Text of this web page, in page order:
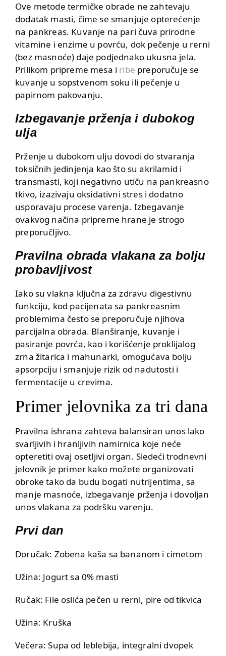
Ove metode termičke obrade ne zahtevaju
dodatak masti, čime se smanjuje opterećenje
na pankreas. Kuvanje na pari čuva prirodne
vitamine i enzime u povrću, dok pečenje u rerni
(bez masnoće) daje podjednako ukusna jela.
Prilikom pripreme mesa i ribe preporučuje se
kuvanje u sopstvenom soku ili pečenje u
papirnom pakovanju.
Izbegavanje prženja i dubokog
ulja
Prženje u dubokom ulju dovodi do stvaranja
toksičnih jedinjenja kao što su akrilamid i
transmasti, koji negativno utiču na pankreasno
tkivo, izazivaju oksidativni stres i dodatno
usporavaju procese varenja. Izbegavanje
ovakvog načina pripreme hrane je strogo
preporučljivo.
Pravilna obrada vlakana za bolju
probavljivost
Iako su vlakna ključna za zdravu digestivnu
funkciju, kod pacijenata sa pankreasnim
problemima često se preporučuje njihova
parcijalna obrada. Blanširanje, kuvanje i
pasiranje povrća, kao i korišćenje proklijalog
zrna žitarica i mahunarki, omogućava bolju
apsorpciju i smanjuje rizik od nadutosti i
fermentacije u crevima.
Primer jelovnika za tri dana
Pravilna ishrana zahteva balansiran unos lako
svarljivih i hranljivih namirnica koje neće
opteretiti ovaj osetljivi organ. Sledeći trodnevni
jelovnik je primer kako možete organizovati
obroke tako da budu bogati nutrijentima, sa
manje masnoće, izbegavanje prženja i dovoljan
unos vlakana za podršku varenju.
Prvi dan
Doručak: Zobena kaša sa bananom i cimetom
Užina: Jogurt sa 0% masti
Ručak: File oslića pečen u rerni, pire od tikvica
Užina: Kruška
Večera: Supa od leblebija, integralni dvopek